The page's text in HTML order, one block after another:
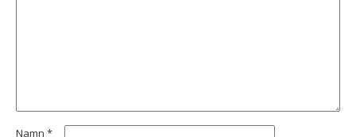
Namn *